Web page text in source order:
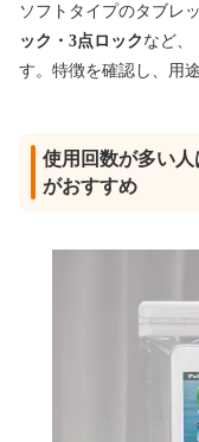
ソフトタイプのタブレ
ック・3点ロック など、
す。特徴を確認し、用
使用回数が多い人
がおすすめ